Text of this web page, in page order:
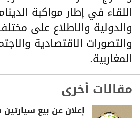
اللقاء في إطار مواكبة
والدولية والاطلاع على
والتصورات الاقتصادية
المغاربية.
مقالات أخرى
إعلان عن بيع